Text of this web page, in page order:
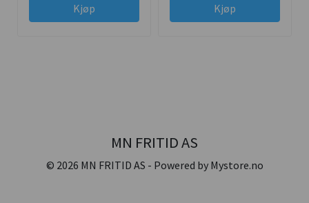
Kjøp Kjøp
MN FRITID AS
© 2026 MN FRITID AS - Powered by Mystore.no